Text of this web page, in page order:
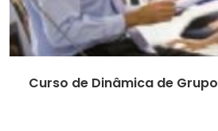
Curso de Dinâmica de Grupo